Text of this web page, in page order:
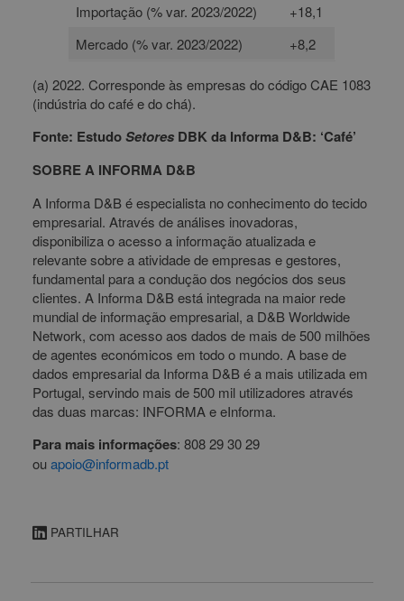
Importação (% var. 2023/2022)
+18,1
Mercado (% var. 2023/2022)
+8,2
(a) 2022. Corresponde às empresas do código CAE 1083
(indústria do café e do chá).
Fonte: EstudoSetoresDBK da Informa D&B: ‘Café’
SOBRE A INFORMA D&B
A Informa D&B é especialista no conhecimento do tecido
empresarial. Através de análises inovadoras,
disponibiliza o acesso a informação atualizada e
relevante sobre a atividade de empresas e gestores,
fundamental para a condução dos negócios dos seus
clientes. A Informa D&B está integrada na maior rede
mundial de informação empresarial, a D&B Worldwide
Network, com acesso aos dados de mais de 500 milhões
de agentes económicos em todo o mundo. A base de
dados empresarial da Informa D&B é a mais utilizada em
Portugal, servindo mais de 500 mil utilizadores através
das duas marcas: INFORMA e eInforma.
Para mais informações: 808 29 30 29
ou apoio@informadb.pt
PARTILHAR